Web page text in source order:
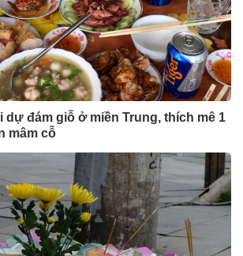
dự đám giỗ ở miền Trung, thích mê 1
mâm cỗ